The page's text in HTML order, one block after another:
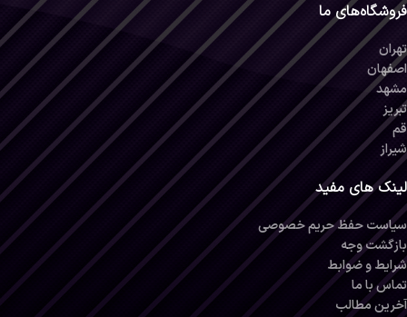
فروشگاه‌های ما
تهران
اصفهان
مشهد
تبریز
قم
شیراز
لینک های مفید
سیاست حفظ حریم خصوصی
بازگشت وجه
شرایط و ضوابط
تماس با ما
آخرین مطالب